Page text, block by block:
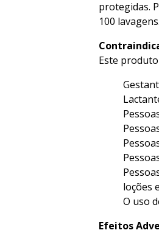
protegidas.
100 lavagens.
Este
loções
O uso
Efeitos